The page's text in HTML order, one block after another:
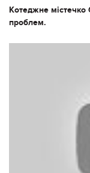
Котеджне містечко
проблем.